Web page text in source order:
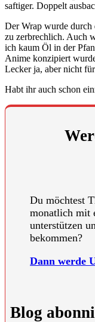
saftiger. Doppelt
Der Wrap wurde durch
zu zerbrechlich. Auch
ich kaum Öl in der
Anime konzipiert
Lecker ja, aber nicht
Habt ihr auch schon
Du möchtest
monatlich mit
unterstützen
bekommen?
Dann werde
Blog